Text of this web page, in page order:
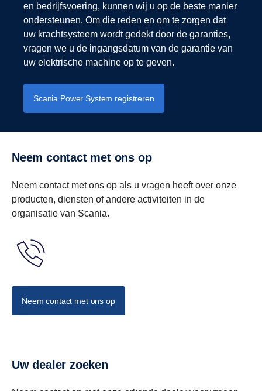
en bedrijfsvoering, kunnen wij u op de beste manier
ondersteunen. Om die reden en om te zorgen dat
uw krachtsysteem wordt gedekt door de garanties,
vragen we u de ingangsdatum van de garantie van
uw elektrische machine op te geven.
Scania Power System registreren
Neem contact met ons op
Neem contact met ons op als u vragen heeft over onze
producten, diensten of andere activiteiten in de
organisatie van Scania.
Neem contact met ons op
Uw dealer zoeken